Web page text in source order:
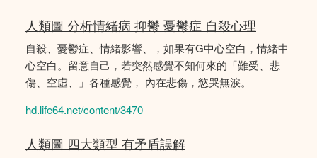
人類圖 分析情緒病 抑鬱 憂鬱症 自殺心理
自殺、憂鬱症、情緒影響、，如果有G中心空白，情緒中
心空白。留意自己，若突然感覺不知何來的「難受、悲
傷、空虛、」各種感覺， 內在悲傷，慾哭無淚。
hd.life64.net/content/3470
人類圖 四大類型 有矛盾誤解